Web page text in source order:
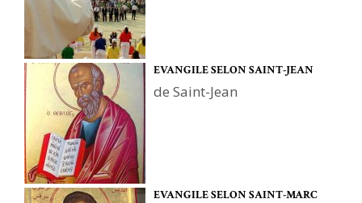
EVANGILE SELON SAINT-JEAN
de Saint-Jean
EVANGILE SELON SAINT-MARC